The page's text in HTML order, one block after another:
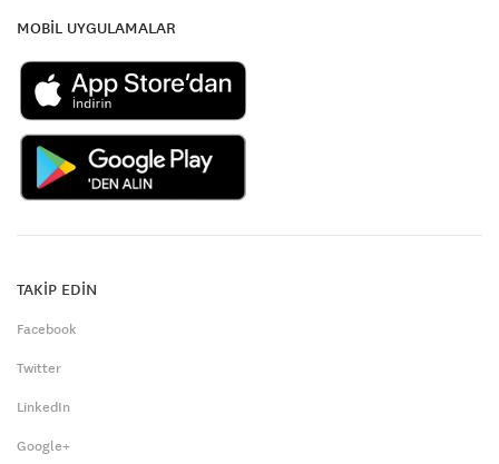
MOBİL UYGULAMALAR
TAKİP EDİN
Facebook
Twitter
LinkedIn
Google+